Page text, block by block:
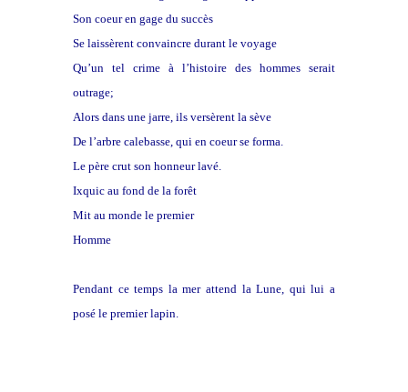
Son coeur en gage du succès
Se laissèrent convaincre durant le voyage
Qu’un tel crime à l’histoire des hommes serait
outrage;
Alors dans une jarre, ils versèrent la sève
De l’arbre calebasse, qui en coeur se forma.
Le père crut son honneur lavé.
Ixquic au fond de la forêt
Mit au monde le premier
Homme
Pendant ce temps la mer attend la Lune, qui lui a
posé le premier lapin.